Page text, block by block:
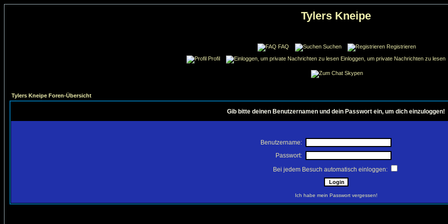
Tylers Kneipe
FAQ Suchen
Registrieren
Profil
Einloggen, um private Nachrichten zu lesen
Skypen
Tylers Kneipe Foren-Übersicht
Gib bitte deinen Benutzernamen und dein Passwort ein, um dich einzuloggen!
Benutzername:
Passwort:
Bei jedem Besuch automatisch einloggen:
Ich habe mein Passwort vergessen!